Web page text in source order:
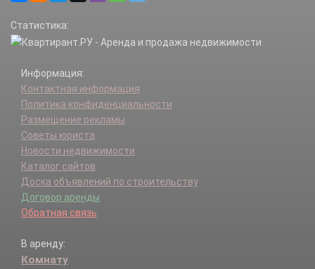
Статистика:
Информация:
Контактная информация
Политика конфиденциальности
Размещение рекламы
Советы юриста
Новости недвижимости
Каталог сайтов
Доска объявлений по строительству
Договор аренды
Обратная связь
В аренду:
Комнату